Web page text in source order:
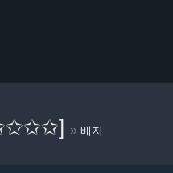
» 배지